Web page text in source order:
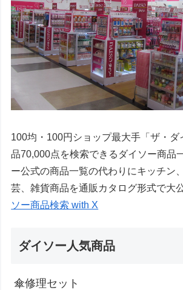
100均・100円ショップ最大手「ザ・ダ
品70,000点を検索できるダイソー商品
ー公式の商品一覧の代わりにキッチン
芸、雑貨商品を通販カタログ形式で大
ソー商品検索 with X
ダイソー人気商品
傘修理セット